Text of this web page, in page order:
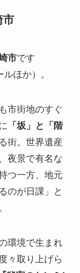
市
市です
ほか）。
市街地のすぐ
「坂」と「階
街。世界遺産
夜景で有名な
つ一方、地元
のが日課」と
環境で生まれ
々取り上げら